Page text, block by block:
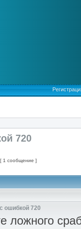
720
[ 1 сообщение ]
ошибкой 720
ложного